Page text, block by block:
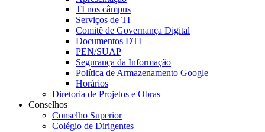
TI nos câmpus
Serviços de TI
Comitê de Governança Digital
Documentos DTI
PEN/SUAP
Segurança da Informação
Política de Armazenamento Google
Horários
Diretoria de Projetos e Obras
Conselhos
Conselho Superior
Colégio de Dirigentes